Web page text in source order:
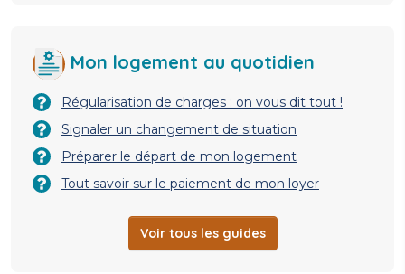
Mon logement au quotidien
Régularisation de charges : on vous dit tout !
Signaler un changement de situation
Préparer le départ de mon logement
Tout savoir sur le paiement de mon loyer
Voir tous les guides